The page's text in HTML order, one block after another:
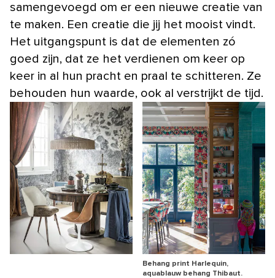
samengevoegd om er een nieuwe creatie van
te maken. Een creatie die jij het mooist vindt.
Het uitgangspunt is dat de elementen zó
goed zijn, dat ze het verdienen om keer op
keer in al hun pracht en praal te schitteren. Ze
behouden hun waarde, ook al verstrijkt de tijd.
Behang print Harlequin,
aquablauw behang Thibaut.